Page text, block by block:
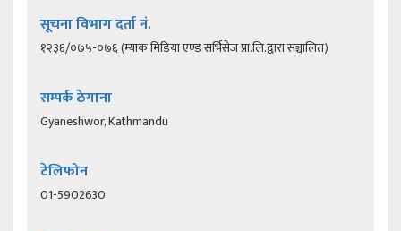
सूचना विभाग दर्ता नं.
१२३६/०७५-०७६ (म्याक मिडिया एण्ड सर्भिसेज प्रा.लि.द्वारा सञ्चालित)
सम्पर्क ठेगाना
Gyaneshwor, Kathmandu
टेलिफोन
01-5902630